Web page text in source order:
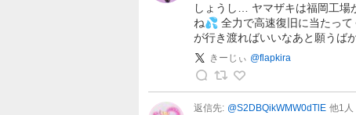
き
ー
しょうし… ヤマザキは福岡工場
ね💦 全力で高速復旧に当たっ
が行き渡ればいいなあと願うば
きーじぃ @flapkira
返信先: @S2DBQikWMW0dTlE 他1 人